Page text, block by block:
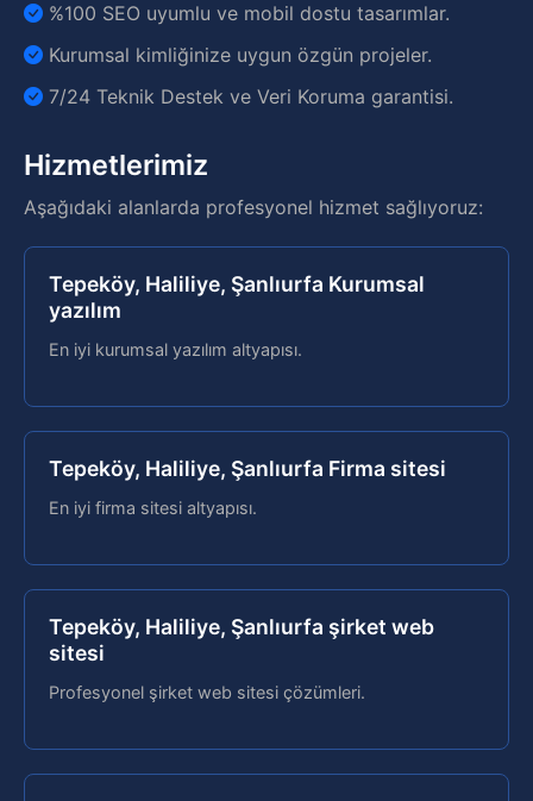
%100 SEO uyumlu ve mobil dostu tasarımlar.
Kurumsal kimliğinize uygun özgün projeler.
7/24 Teknik Destek ve Veri Koruma garantisi.
Hizmetlerimiz
Aşağıdaki alanlarda profesyonel hizmet sağlıyoruz:
Tepeköy, Haliliye, Şanlıurfa Kurumsal
yazılım
En iyi kurumsal yazılım altyapısı.
Tepeköy, Haliliye, Şanlıurfa Firma sitesi
En iyi firma sitesi altyapısı.
Tepeköy, Haliliye, Şanlıurfa şirket web
sitesi
Profesyonel şirket web sitesi çözümleri.